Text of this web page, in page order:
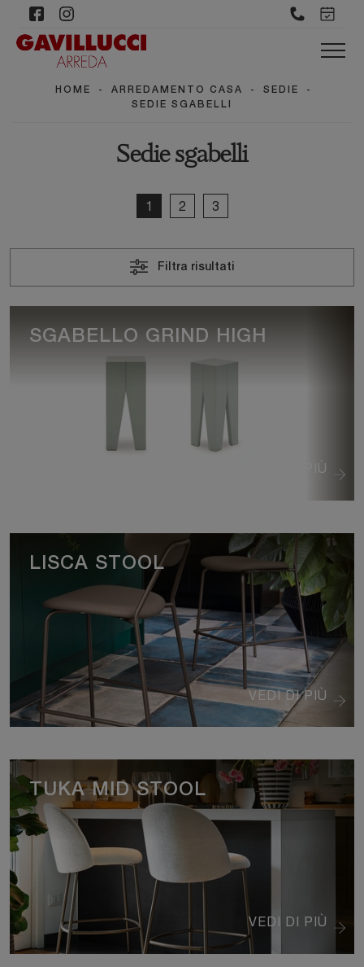
HOME - ARREDAMENTO CASA - SEDIE
-
SEDIE SGABELLI
Sedie sgabelli
1 2 3
Filtra risultati
VEDI DI PIÙ
SGABELLO GRIND HIGH
VEDI DI PIÙ
LISCA STOOL
VEDI DI PIÙ
TUKA MID STOOL